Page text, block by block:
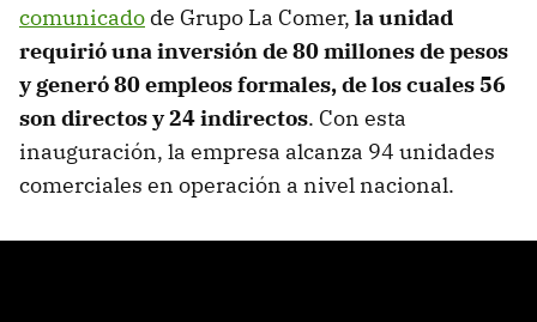
comunicado de Grupo La Comer, la unidad
requirió una inversión de 80 millones de pesos
y generó 80 empleos formales, de los cuales 56
son directos y 24 indirectos. Con esta
inauguración, la empresa alcanza 94 unidades
comerciales en operación a nivel nacional.